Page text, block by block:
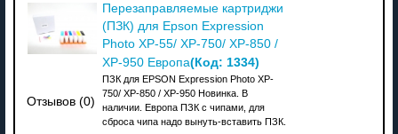
Отзывов (0)
Перезаправляемые картриджи
(ПЗК) для Epson Expression
Photo XP-55/ XP-750/ XP-850 /
XP-950 Европа(Код: 1334)
ПЗК для EPSON Expression Photo XP-
750/ XP-850 / XP-950 Новинка. В
наличии. Европа ПЗК с чипами, для
сброса чипа надо вынуть-вставить ПЗК.